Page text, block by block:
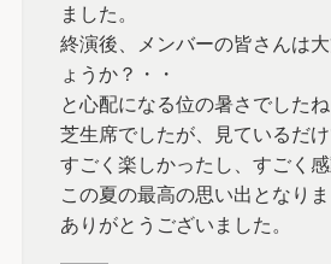
ました。
終演後、メンバーの皆さんは
ょうか？・・
と心配になる位の暑さでしたね
芝生席でしたが、見ているだけ
すごく楽しかったし、すごく感
この夏の最高の思い出となりま
ありがとうございました。